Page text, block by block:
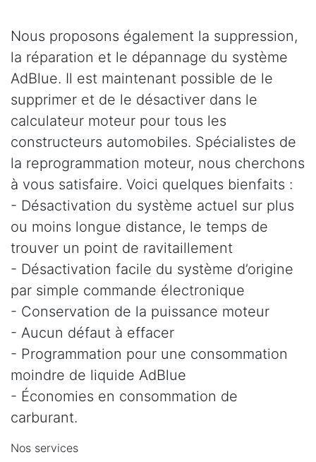
Nous proposons également la suppression,
la réparation et le dépannage du système
AdBlue. Il est maintenant possible de le
supprimer et de le désactiver dans le
calculateur moteur pour tous les
constructeurs automobiles. Spécialistes de
la reprogrammation moteur, nous cherchons
à vous satisfaire. Voici quelques bienfaits :
- Désactivation du système actuel sur plus
ou moins longue distance, le temps de
trouver un point de ravitaillement
- Désactivation facile du système d’origine
par simple commande électronique
- Conservation de la puissance moteur
- Aucun défaut à effacer
- Programmation pour une consommation
moindre de liquide AdBlue
- Économies en consommation de
carburant.
Nos services